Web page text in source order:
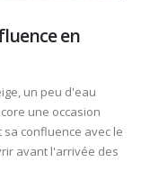
en
un peu d'eau
une occasion
confluence avec le
avant l'arrivée des